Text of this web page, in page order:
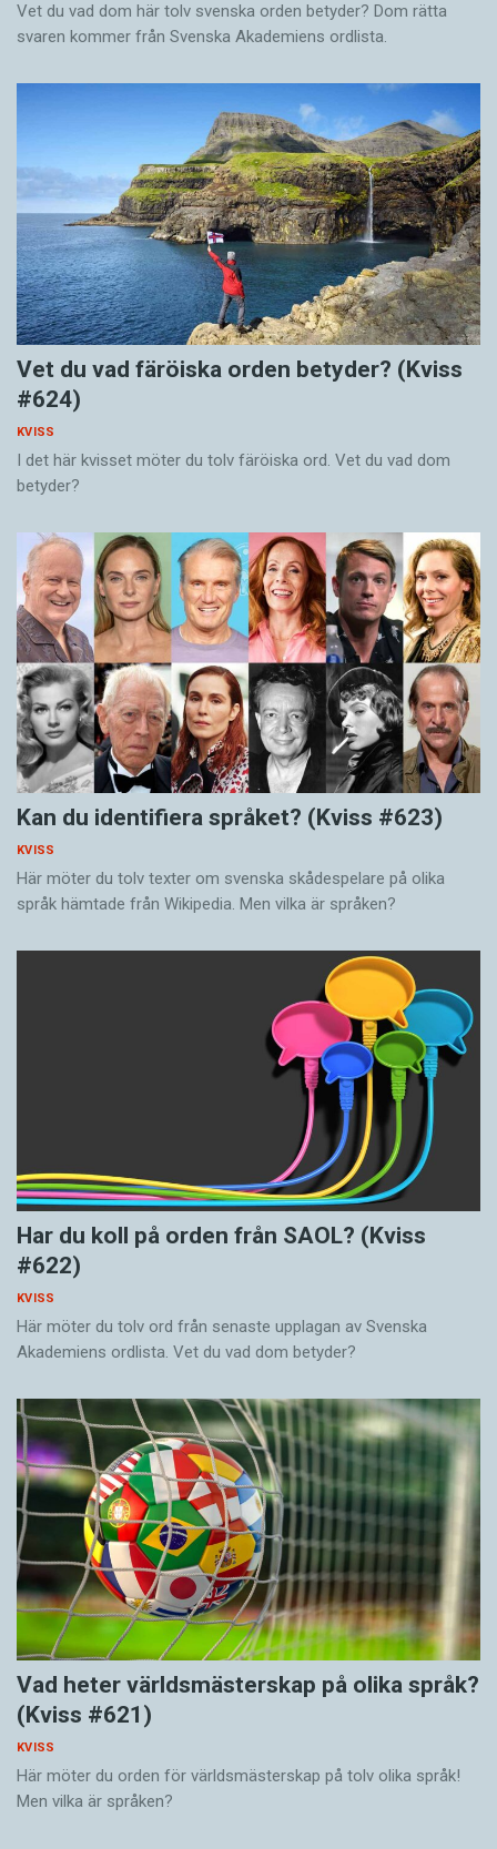
Vet du vad dom här tolv svenska orden betyder? Dom rätta
svaren kommer från Svenska Akademiens ordlista.
Vet du vad färöiska orden betyder? (Kviss
#624)
KVISS
I det här kvisset möter du tolv färöiska ord. Vet du vad dom
betyder?
Kan du identifiera språket? (Kviss #623)
KVISS
Här möter du tolv texter om svenska skådespelare på olika
språk hämtade från Wikipedia. Men vilka är språken?
Har du koll på orden från SAOL? (Kviss
#622)
KVISS
Här möter du tolv ord från senaste upplagan av Svenska
Akademiens ordlista. Vet du vad dom betyder?
Vad heter världsmästerskap på olika språk?
(Kviss #621)
KVISS
Här möter du orden för världsmästerskap på tolv olika språk!
Men vilka är språken?